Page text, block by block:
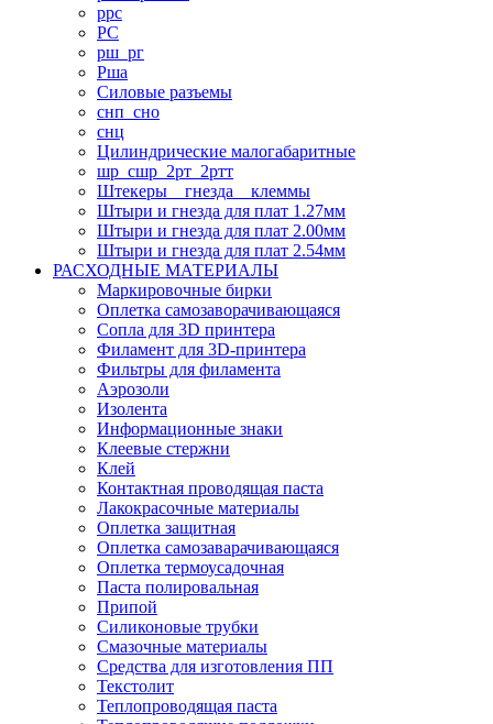
ррс
РС
рш_рг
Рша
Силовые разъемы
снп_сно
снц
Цилиндрические малогабаритные
шр_сшр_2рт_2ртт
Штекеры _ гнезда _ клеммы
Штыри и гнезда для плат 1.27мм
Штыри и гнезда для плат 2.00мм
Штыри и гнезда для плат 2.54мм
РАСХОДНЫЕ МАТЕРИАЛЫ
Маркировочные бирки
Оплетка самозаворачивающаяся
Сопла для 3D принтера
Филамент для 3D-принтера
Фильтры для филамента
Аэрозоли
Изолента
Информационные знаки
Клеевые стержни
Клей
Контактная проводящая паста
Лакокрасочные материалы
Оплетка защитная
Оплетка самозаварачивающаяся
Оплетка термоусадочная
Паста полировальная
Припой
Силиконовые трубки
Смазочные материалы
Средства для изготовления ПП
Текстолит
Теплопроводящая паста